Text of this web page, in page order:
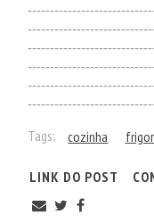
Tags: cozinha
LINK DO POST